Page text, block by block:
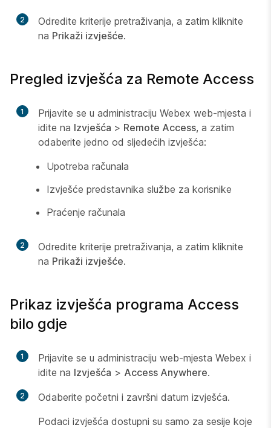
2
Odredite kriterije pretraživanja, a zatim kliknite
na Prikaži izvješće.
Pregled izvješća za Remote Access
1
Prijavite se u administraciju Webex web-mjesta i
idite na Izvješća > Remote Access, a zatim
odaberite jedno od sljedećih izvješća:
Upotreba računala
Izvješće predstavnika službe za korisnike
Praćenje računala
2
Odredite kriterije pretraživanja, a zatim kliknite
na Prikaži izvješće.
Prikaz izvješća programa Access
bilo gdje
1
Prijavite se u administraciju web-mjesta Webex i
idite na Izvješća > Access Anywhere.
2
Odaberite početni i završni datum izvješća.
Podaci izvješća dostupni su samo za sesije koje